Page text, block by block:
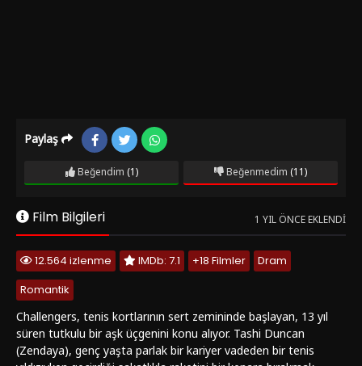
Paylaş
Beğendim (1) Beğenmedim (11)
Film Bilgileri 1 YIL ÖNCE EKLENDI
12.564 izlenme IMDb: 7.1 +18 Filmler
Dram
Romantik
Challengers, tenis kortlarının sert zemininde başlayan, 13 yıl
süren tutkulu bir aşk üçgenini konu alıyor. Tashi Duncan
(Zendaya), genç yaşta parlak bir kariyer vadeden bir tenis